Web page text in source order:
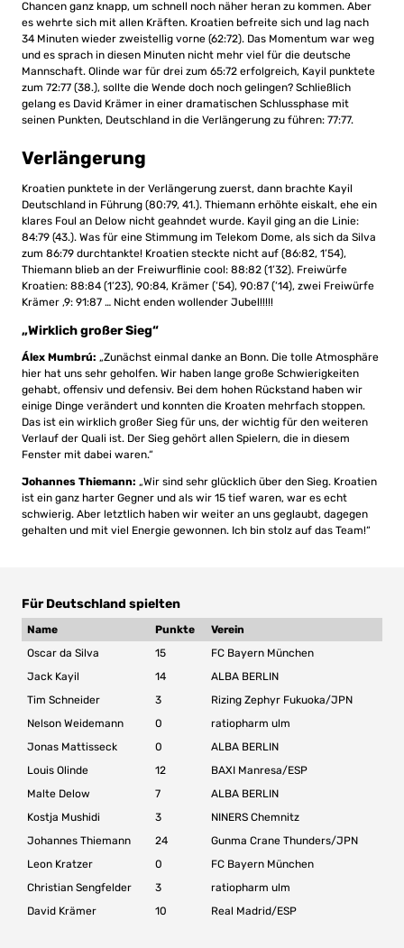
Chancen ganz knapp, um schnell noch näher heran zu kommen. Aber
es wehrte sich mit allen Kräften. Kroatien befreite sich und lag nach
34 Minuten wieder zweistellig vorne (62:72). Das Momentum war weg
und es sprach in diesen Minuten nicht mehr viel für die deutsche
Mannschaft. Olinde war für drei zum 65:72 erfolgreich, Kayil punktete
zum 72:77 (38.), sollte die Wende doch noch gelingen? Schließlich
gelang es David Krämer in einer dramatischen Schlussphase mit
seinen Punkten, Deutschland in die Verlängerung zu führen: 77:77.
Verlängerung
Kroatien punktete in der Verlängerung zuerst, dann brachte Kayil
Deutschland in Führung (80:79, 41.). Thiemann erhöhte eiskalt, ehe ein
klares Foul an Delow nicht geahndet wurde. Kayil ging an die Linie:
84:79 (43.). Was für eine Stimmung im Telekom Dome, als sich da Silva
zum 86:79 durchtankte! Kroatien steckte nicht auf (86:82, 1’54),
Thiemann blieb an der Freiwurflinie cool: 88:82 (1’32). Freiwürfe
Kroatien: 88:84 (1’23), 90:84, Krämer (’54), 90:87 (’14), zwei Freiwürfe
Krämer ‚9: 91:87 … Nicht enden wollender Jubel!!!!!
„Wirklich großer Sieg“
Álex Mumbrú: „Zunächst einmal danke an Bonn. Die tolle Atmosphäre
hier hat uns sehr geholfen. Wir haben lange große Schwierigkeiten
gehabt, offensiv und defensiv. Bei dem hohen Rückstand haben wir
einige Dinge verändert und konnten die Kroaten mehrfach stoppen.
Das ist ein wirklich großer Sieg für uns, der wichtig für den weiteren
Verlauf der Quali ist. Der Sieg gehört allen Spielern, die in diesem
Fenster mit dabei waren.“
Johannes Thiemann: „Wir sind sehr glücklich über den Sieg. Kroatien
ist ein ganz harter Gegner und als wir 15 tief waren, war es echt
schwierig. Aber letztlich haben wir weiter an uns geglaubt, dagegen
gehalten und mit viel Energie gewonnen. Ich bin stolz auf das Team!“
Für Deutschland spielten
Name Punkte
Verein
Oscar da Silva
15
FC Bayern München
Jack Kayil
14
ALBA BERLIN
Tim Schneider
3
Rizing Zephyr Fukuoka/JPN
Nelson Weidemann
0
ratiopharm ulm
Jonas Mattisseck
0
ALBA BERLIN
Louis Olinde
12
BAXI Manresa/ESP
Malte Delow
7
ALBA BERLIN
Kostja Mushidi
3
NINERS Chemnitz
Johannes Thiemann
24
Gunma Crane Thunders/JPN
Leon Kratzer
0
FC Bayern München
Christian Sengfelder
3
ratiopharm ulm
David Krämer
10 Real Madrid/ESP